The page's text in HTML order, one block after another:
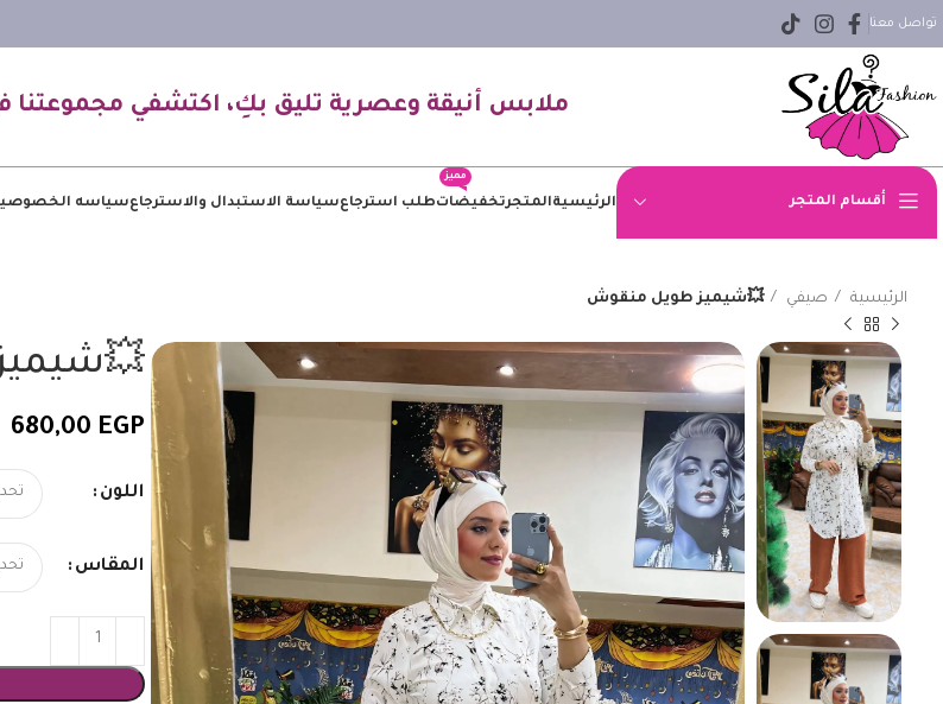
تواصل معنا
ملابس أنيقة وعصرية تليق بكِ، اكتشفي مجموعتنا
أقسام المتجر
شيميز
عبايه
فستان
كاردى
الرئيسيةالمتجرتخفيضات
مميز
طلب استرجاعسياسة الاستبدال والاسترجاعسياسه
الرئيسية صيفي 💥شيميز طويل منقوش
680,00 EGP
اللون
المقاس